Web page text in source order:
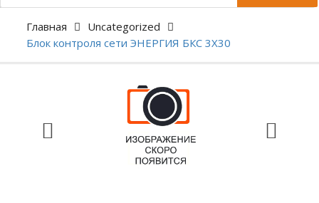
Главная
Uncategorized
Блок контроля сети ЭНЕРГИЯ БКС 3Х30